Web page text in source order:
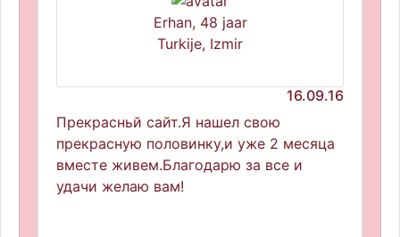
Erhan, 48 jaar
Turkije, Izmir
16.09.16
Прекрасньй сайт.Я нашел свою
прекрасную половинку,и уже 2 месяца
вместе живем.Благодарю за все и
удачи желаю вам!